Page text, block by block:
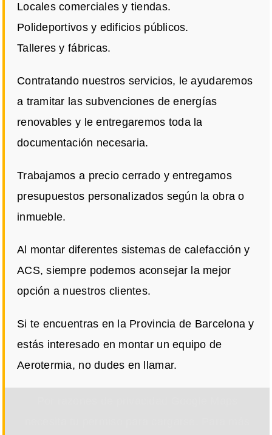
Locales comerciales y tiendas.
Polideportivos y edificios públicos.
Talleres y fábricas.
Contratando nuestros servicios, le ayudaremos
a tramitar las subvenciones de energías
renovables y le entregaremos toda la
documentación necesaria.
Trabajamos a precio cerrado y entregamos
presupuestos personalizados según la obra o
inmueble.
Al montar diferentes sistemas de calefacción y
ACS, siempre podemos aconsejar la mejor
opción a nuestros clientes.
Si te encuentras en la Provincia de Barcelona y
estás interesado en montar un equipo de
Aerotermia, no dudes en llamar.